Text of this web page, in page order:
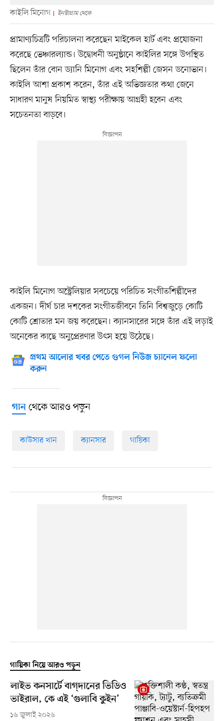
কাইলি মিনোগ ইনস্টাগ্রাম থেকে
প্রামাণ্যচিত্রটি পরিচালনা করেছেন মাইকেল হার্ট এবং প্রযোজনা
করেছে ভেঞ্চারল্যান্ড। উদ্বোধনী অনুষ্ঠানে কাইলির সঙ্গে উপস্থিত
ছিলেন তাঁর বোন ড্যানি মিনোগ এবং সহশিল্পী জেসন ডনোভান।
কাইলি আশা প্রকাশ করেন, তাঁর এই অভিজ্ঞতার কথা জেনে
সাধারণ মানুষ নিয়মিত স্বাস্থ্য পরীক্ষায় আগ্রহী হবেন এবং
সচেতনতা বাড়বে।
কাইলি মিনোগ অস্ট্রেলিয়ার সবচেয়ে পরিচিত সংগীতশিল্পীদের
একজন। দীর্ঘ চার দশকের সংগীতজীবনে তিনি বিশ্বজুড়ে কোটি
কোটি শ্রোতার মন জয় করেছেন। ক্যানসারের সঙ্গে তাঁর এই লড়াই
অনেকের কাছে অনুপ্রেরণার উৎস হয়ে উঠেছে।
প্রথম আলোর খবর পেতে গুগল নিউজ চ্যানেল ফলো
করুন
গানথেকে আরও পড়ুন
কাউসার খান ক্যানসার গায়িকা
গায়িকা নিয়ে আরও পড়ুন
লাইভ কনসার্টে বাগ্‌দানের ভিডিও
ভাইরাল, কে এই ‘গুলাবি কুইন’
১৬ জুলাই ২০২৬